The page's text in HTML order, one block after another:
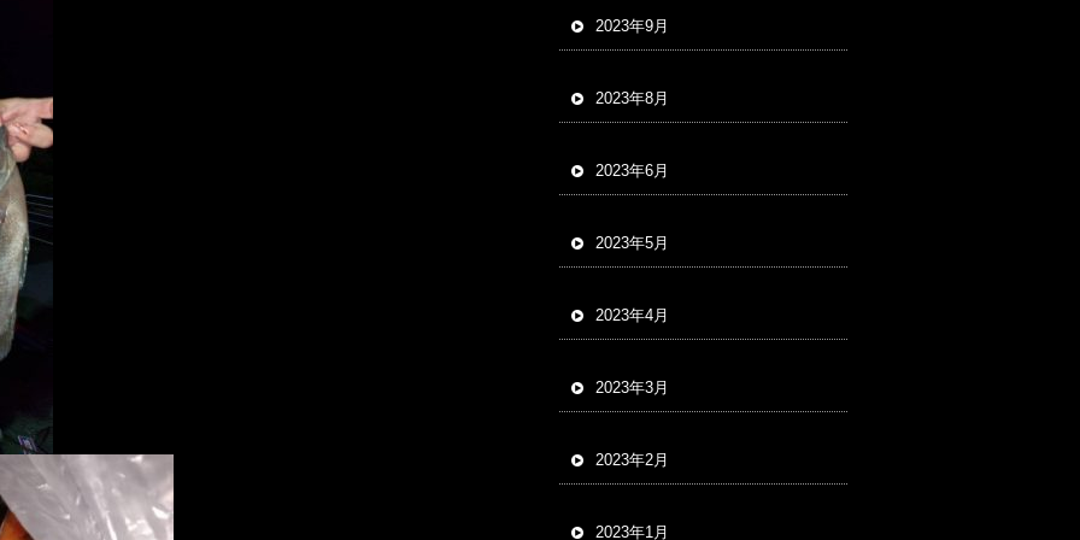
2023年9月
2023年8月
2023年6月
2023年5月
2023年4月
2023年3月
2023年2月
2023年1月